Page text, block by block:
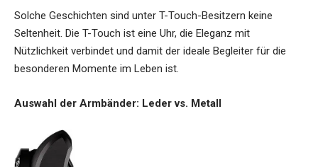
Solche Geschichten sind unter T-Touch-Besitzern keine
Seltenheit. Die T-Touch ist eine Uhr, die Eleganz mit
Nützlichkeit verbindet und damit der ideale Begleiter für die
besonderen Momente im Leben ist.
Auswahl der Armbänder: Leder vs. Metall